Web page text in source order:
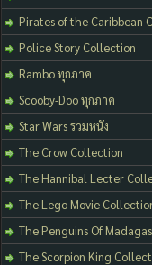
Pirates of the Caribbean
Police Story Collection
Rambo ทุกภาค
Scooby-Doo ทุกภาค
Star Wars รวมหนัง
The Crow Collection
The Hannibal Lecter
The Lego Movie
The Penguins Of
The Scorpion King